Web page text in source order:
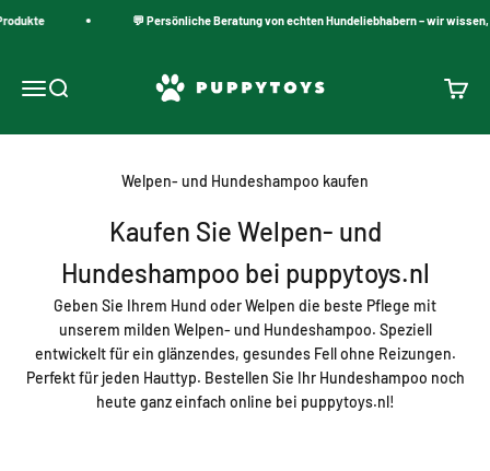
💬 Persönliche Beratung von echten Hundeliebhabern – wir
Navigationsmenü öffnen
Suche öffnen
PuppyToys.nl
Welpen- und Hundeshampoo kaufen
Kaufen Sie Welpen- und
Hundeshampoo bei puppytoys.nl
Geben Sie Ihrem Hund oder Welpen die beste Pflege mit
unserem milden Welpen- und Hundeshampoo. Speziell
entwickelt für ein glänzendes, gesundes Fell ohne Reizungen.
Perfekt für jeden Hauttyp. Bestellen Sie Ihr Hundeshampoo noch
heute ganz einfach online bei puppytoys.nl!